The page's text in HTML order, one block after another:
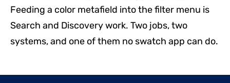
Feeding a color metafield into the filter menu is
Search and Discovery work. Two jobs, two
systems, and one of them no swatch app can do.